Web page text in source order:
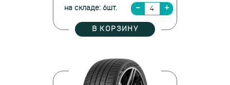
на складе: 6шт.
В КОРЗИНУ